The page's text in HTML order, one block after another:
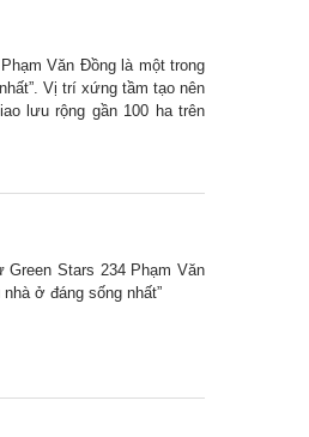
Văn Đồng là một trong
Vị trí xứng tầm tạo nên
lưu rộng gần 100 ha trên
Stars 234 Phạm Văn
ở đáng sống nhất”